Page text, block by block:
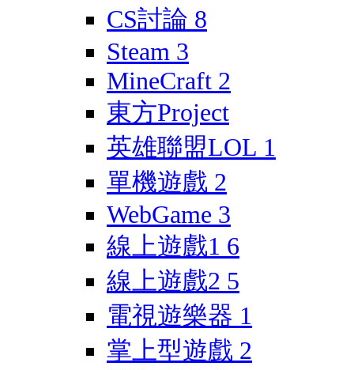
CS討論 8
Steam 3
MineCraft 2
東方Project
英雄聯盟LOL 1
單機遊戲 2
WebGame 3
線上遊戲1 6
線上遊戲2 5
電視遊樂器 1
掌上型遊戲 2